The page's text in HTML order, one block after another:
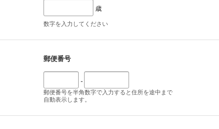
歳
数字を入力してください
郵便番号
-
郵便番号を半角数字で入力すると住所を途中まで
自動表示します。